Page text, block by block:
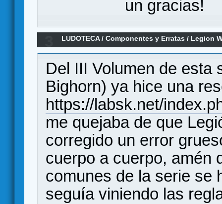
un gracias!
LUDOTECA/Componentes y Erratas / Legion
Del III Volumen de esta
Bighorn) ya hice una
https://labsk.net/
me quejaba de que
corregido un error
cuerpo a cuerpo, amén
comunes de la serie se
seguía viniendo las